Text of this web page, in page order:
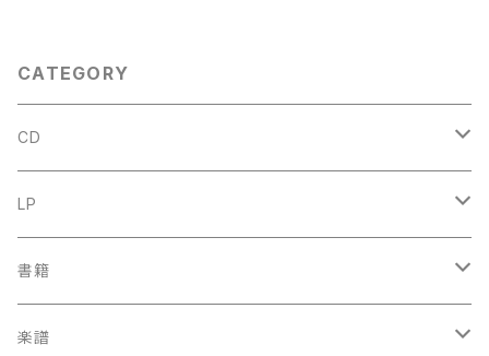
CATEGORY
CD
古楽
中古CD
鍋島元子関連CD
古楽以外
中古CD
LP
古楽
中古LP
古楽以外
書籍
古楽関係
楽譜